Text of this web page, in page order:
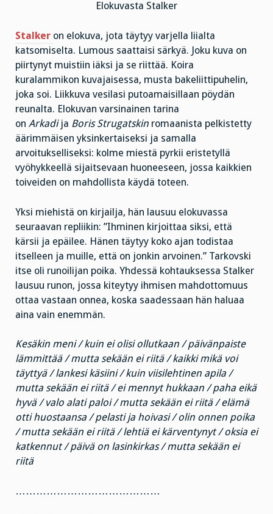
Elokuvasta Stalker
Stalker on elokuva, jota täytyy varjella liialta
katsomiselta. Lumous saattaisi särkyä. Joku kuva on
piirtynyt muistiin iäksi ja se riittää. Koira
kuralammikon kuvajaisessa, musta bakeliittipuhelin,
joka soi. Liikkuva vesilasi putoamaisillaan pöydän
reunalta. Elokuvan varsinainen tarina
on Arkadi ja Boris Strugatskin romaanista pelkistetty
äärimmäisen yksinkertaiseksi ja samalla
arvoitukselliseksi: kolme miestä pyrkii eristetyllä
vyöhykkeellä sijaitsevaan huoneeseen, jossa kaikkien
toiveiden on mahdollista käydä toteen.
Yksi miehistä on kirjailja, hän lausuu elokuvassa
seuraavan repliikin: ”Ihminen kirjoittaa siksi, että
kärsii ja epäilee. Hänen täytyy koko ajan todistaa
itselleen ja muille, että on jonkin arvoinen.” Tarkovski
itse oli runoilijan poika. Yhdessä kohtauksessa Stalker
lausuu runon, jossa kiteytyy ihmisen mahdottomuus
ottaa vastaan onnea, koska saadessaan hän haluaa
aina vain enemmän.
Kesäkin meni / kuin ei olisi ollutkaan / päivänpaiste
lämmittää / mutta sekään ei riitä / kaikki mikä voi
täyttyä / lankesi käsiini / kuin viisilehtinen apila /
mutta sekään ei riitä / ei mennyt hukkaan / paha eikä
hyvä / valo alati paloi / mutta sekään ei riitä / elämä
otti huostaansa / pelasti ja hoivasi / olin onnen poika
/ mutta sekään ei riitä / lehtiä ei kärventynyt / oksia ei
katkennut / päivä on lasinkirkas / mutta sekään ei
riitä
……………………………………